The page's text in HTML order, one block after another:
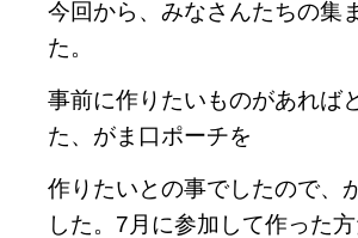
今回から、みなさんたちの集
た。
事前に作りたいものがあれば
た、がま口ポーチを
作りたいとの事でしたので、
した。7月に参加して作った